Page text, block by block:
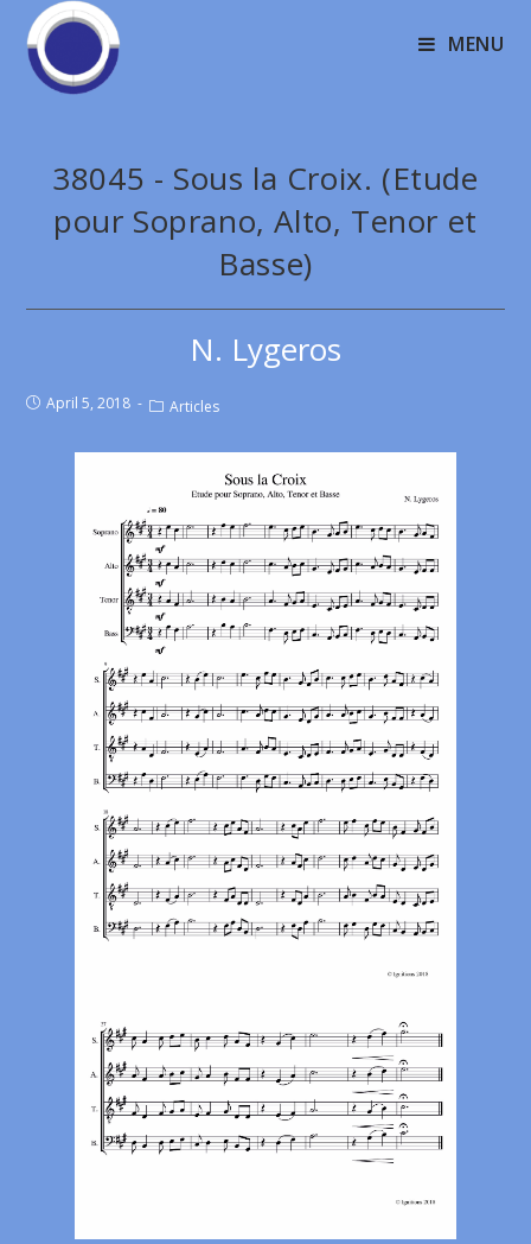
MENU
38045 - Sous la Croix. (Etude
pour Soprano, Alto, Tenor et
Basse)
N. Lygeros
April 5, 2018 Articles